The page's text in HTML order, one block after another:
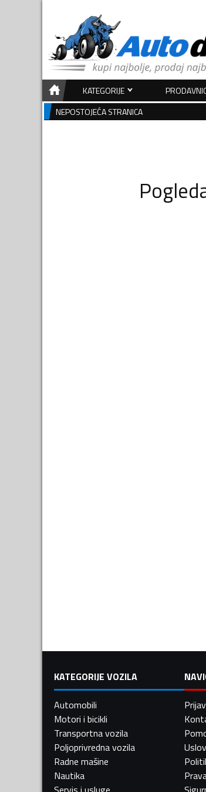
KATEGORIJE
NEPOSTOJEĆA STRANICA
KATEGORIJE VOZILA
Automobili
Motori i bicikli
Transportna vozila
Poljoprivredna vozila
Radne mašine
Nautika